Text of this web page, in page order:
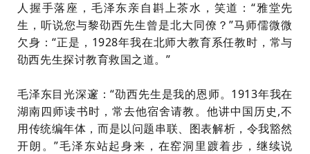
人握手落座，毛泽东亲自斟上茶水，笑道：“雅堂先
生，听说您与黎劭西先生曾是北大同僚？”马师儒微微
欠身：“正是，1928年我在北师大教育系任教时，常与
劭西先生探讨教育救国之道。”
毛泽东目光深邃：“劭西先生是我的恩师。1913年我在
湖南四师读书时，常去他宿舍请教。他讲中国历史,不
用传统编年体，而是以问题串联、图表解析，令我豁然
开朗。”毛泽东站起身来，在窑洞里踱着步，继续说